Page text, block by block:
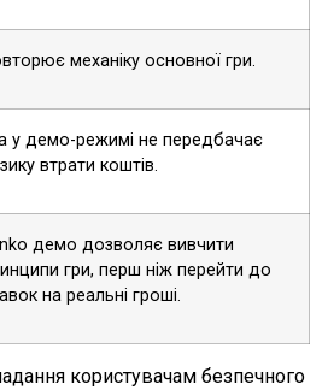
механіку основної гри.
у демо-режимі не передбачає
втрати коштів.
демо дозволяє вивчити
гри, перш ніж перейти до
на реальні гроші.
користувачам безпечного